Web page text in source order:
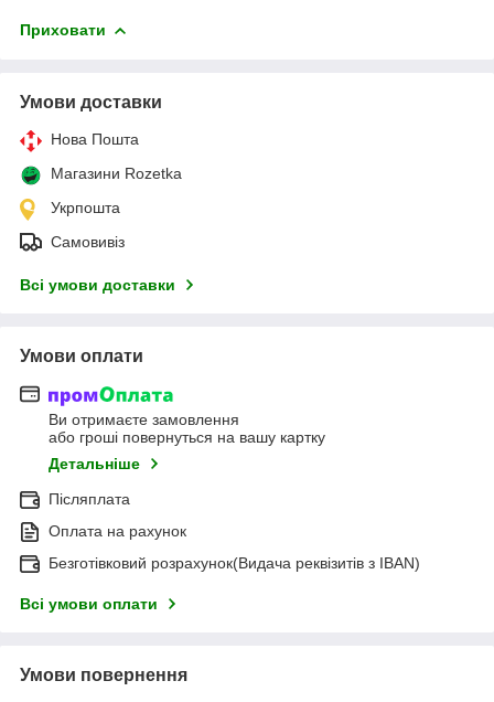
Приховати
Умови доставки
Нова Пошта
Магазини Rozetka
Укрпошта
Самовивіз
Всі умови доставки
Умови оплати
Ви отримаєте замовлення
або гроші повернуться на вашу картку
Детальніше
Післяплата
Оплата на рахунок
Безготівковий розрахунок(Видача реквізитів з IBAN)
Всі умови оплати
Умови повернення